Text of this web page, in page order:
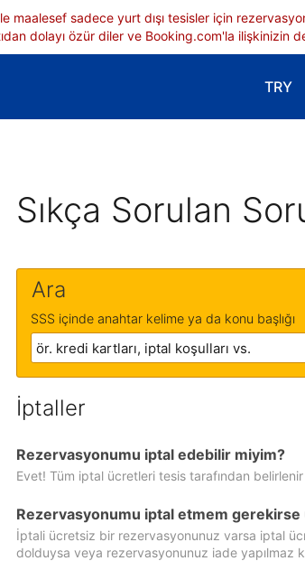
sadece yurt dışı tesisler için
dolayı özür diler ve Booking.com'la ilişkinizin
TRY
Sıkça Sorulan
Ara
SSS içinde anahtar kelime ya da konu başlığı
İptaller
Rezervasyonumu iptal edebilir miyim?
Evet! Tüm iptal ücretleri tesis tarafından
Rezervasyonumu iptal etmem
İptali ücretsiz bir rezervasyonunuz varsa iptal
dolduysa veya rezervasyonunuz iade yapılmaz